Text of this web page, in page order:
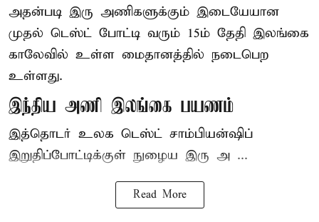
அதன்படி இரு அணிகளுக்கும் இடையேயான
முதல் டெஸ்ட் போட்டி வரும் 15ம் தேதி இலங்கை
காலேவில் உள்ள மைதானத்தில் நடைபெற
உள்ளது.
இந்திய அணி இலங்கை பயணம்
இத்தொடர் உலக டெஸ்ட் சாம்பியன்ஷிப்
இறுதிப்போட்டிக்குள் நுழைய இரு அ ...
Read More